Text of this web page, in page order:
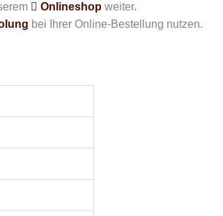
Onlineshop weiter.
bei Ihrer Online-Bestellung nutzen.